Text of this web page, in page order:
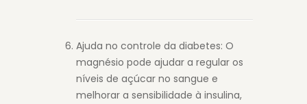
Ajuda no controle da diabetes: O
magnésio pode ajudar a regular os
níveis de açúcar no sangue e
melhorar a sensibilidade à insulina,